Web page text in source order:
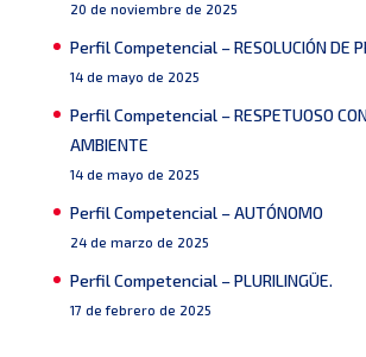
20 de noviembre de 2025
Perfil Competencial – RESOLUCIÓN DE
14 de mayo de 2025
Perfil Competencial – RESPETUOSO
AMBIENTE
14 de mayo de 2025
Perfil Competencial – AUTÓNOMO
24 de marzo de 2025
Perfil Competencial – PLURILINGÜE.
17 de febrero de 2025